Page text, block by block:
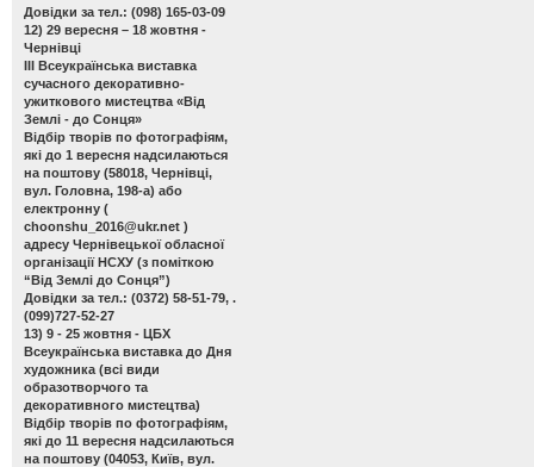
Довідки за тел.: (098) 165-03-09
12) 29 вересня – 18 жовтня -
Чернівці
ІІІ Всеукраїнська виставка
сучасного декоративно-
ужиткового мистецтва «Від
Землі - до Сонця»
Відбір творів по фотографіям,
які до 1 вересня надсилаються
на поштову (58018, Чернівці,
вул. Головна, 198-а) або
електронну (
choonshu_2016@ukr.net )
адресу Чернівецької обласної
організації НСХУ (з поміткою
“Від Землі до Сонця”)
Довідки за тел.: (0372) 58-51-79, .
(099)727-52-27
13) 9 - 25 жовтня - ЦБХ
Всеукраїнська виставка до Дня
художника (всі види
образотворчого та
декоративного мистецтва)
Відбір творів по фотографіям,
які до 11 вересня надсилаються
на поштову (04053, Київ, вул.